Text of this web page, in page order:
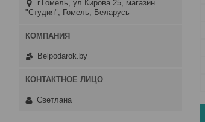
г.Гомель, ул.Кирова 25, магазин
"Студия", Гомель, Беларусь
Belpodarok.by
Светлана